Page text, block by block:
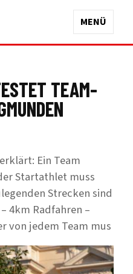
MENÜ
TEAM-
Ein Team
Startathlet muss
Strecken sind
4km Radfahren –
von jedem Team mus